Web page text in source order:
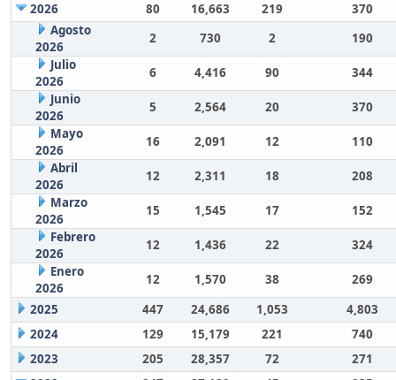
2026
80 16,663 219
370
Agosto
2026
2 730 2
190
Julio
2026
6 4,416 90
344
Junio
2026
5 2,564 20
370
Mayo
2026
16 2,091 12
110
Abril
2026
12 2,311 18
208
Marzo
2026
15 1,545 17
152
Febrero
2026
12 1,436 22
324
Enero
2026
12 1,570 38
269
2025
447 24,686 1,053
4,803
2024
129 15,179 221
740
2023
205 28,357 72
271